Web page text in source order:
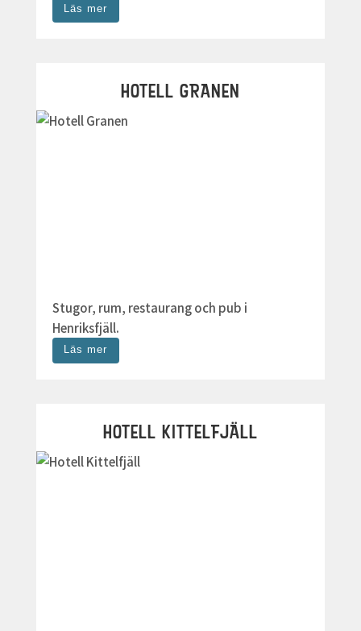
Läs mer
HOTELL GRANEN
Stugor, rum, restaurang och pub i
Henriksfjäll.
Läs mer
HOTELL KITTELFJÄLL